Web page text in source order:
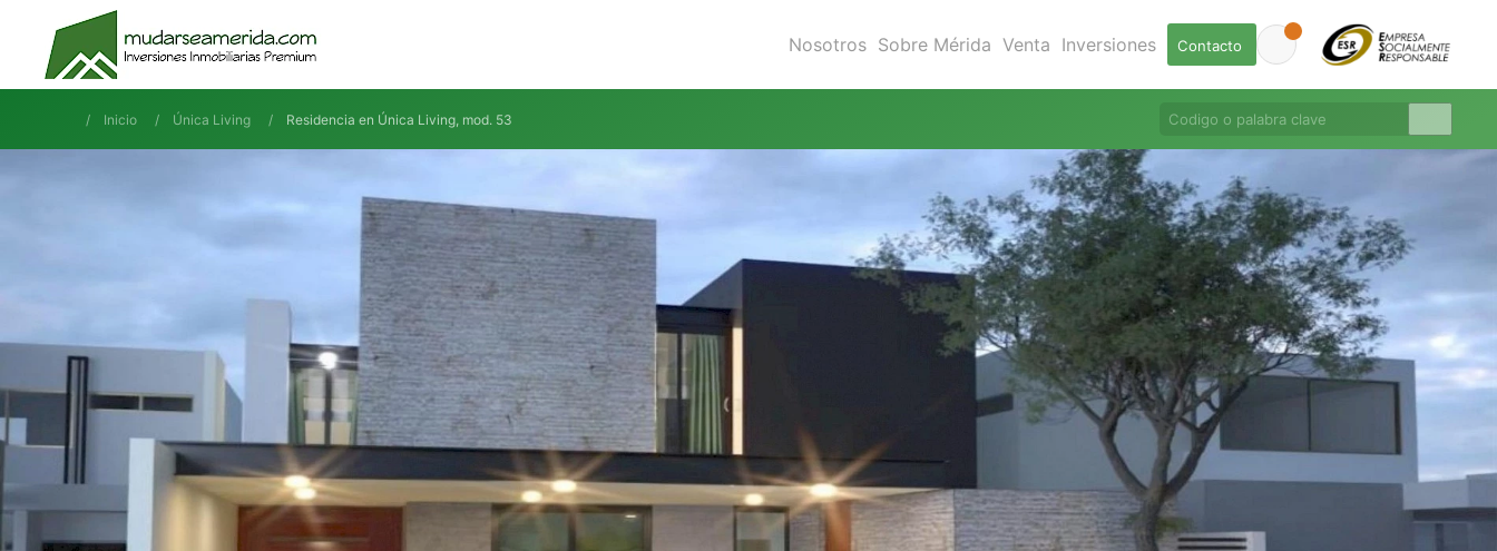
Nosotros Sobre Mérida Venta Inversiones Contacto
Inicio Única Living Residencia en Única Living, mod. 53